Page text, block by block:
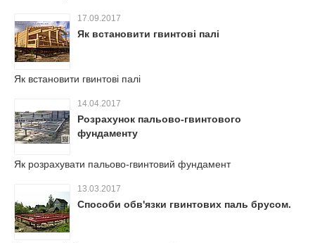
17.09.2017
Як встановити гвинтові палі
Як встановити гвинтові палі
14.04.2017
Розрахунок пальово-гвинтового
фундаменту
Як розрахувати пальово-гвинтовий фундамент
13.03.2017
Способи обв'язки гвинтових паль брусом.